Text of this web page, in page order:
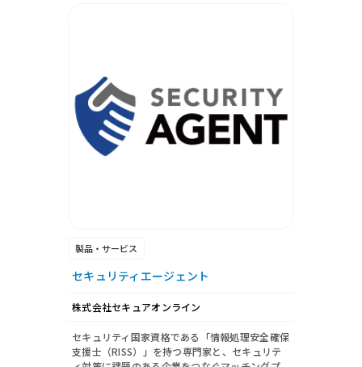
製品・サービス
セキュリティエージェント
株式会社セキュアオンライン
セキュリティ国家資格である「情報処理安全確保
支援士（RISS）」を持つ専門家と、セキュリテ